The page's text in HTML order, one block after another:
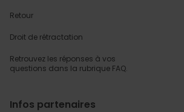
Retour
Droit de rétractation
Retrouvez les réponses à vos
questions dans la rubrique FAQ.
Infos partenaires